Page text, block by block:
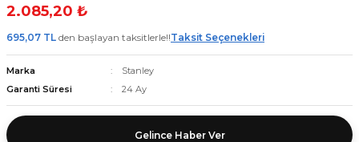
2.085,20 ₺
695,07 TL den başlayan taksitlerle!!Taksit Seçenekleri
Marka
Stanley
Garanti Süresi
24 Ay
Gelince Haber Ver